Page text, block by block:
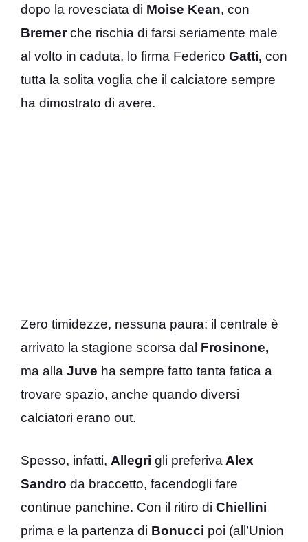
dopo la rovesciata di Moise Kean, con
Bremerche rischia di farsi seriamente male
al volto in caduta, lo firma Federico Gatti, con
tutta la solita voglia che il calciatore sempre
ha dimostrato di avere.
Zero timidezze, nessuna paura: il centrale è
arrivato la stagione scorsa dal Frosinone,
ma alla Juve ha sempre fatto tanta fatica a
trovare spazio, anche quando diversi
calciatori erano out.
Spesso, infatti, Allegri gli preferiva Alex
Sandro da braccetto, facendogli fare
continue panchine. Con il ritiro di Chiellini
prima e la partenza di Bonucci poi (all’Union